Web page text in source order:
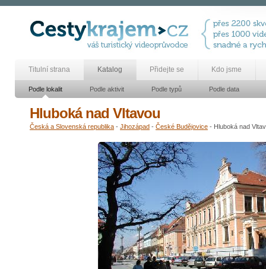
Titulní strana Katalog Přidejte se Kdo jsme
Podle lokalit Podle aktivit Podle typů Podle data
Hluboká nad Vltavou
Česká a Slovenská republika - Jihozápad - České Budějovice - Hluboká nad